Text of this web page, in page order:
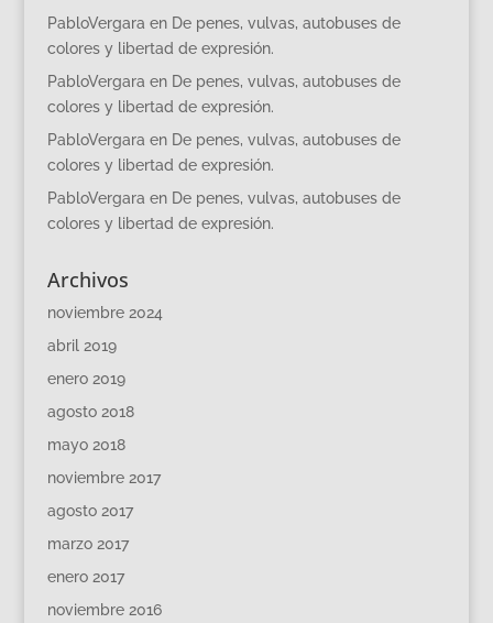
PabloVergara en De penes, vulvas, autobuses de
colores y libertad de expresión.
PabloVergara en De penes, vulvas, autobuses de
colores y libertad de expresión.
PabloVergara en De penes, vulvas, autobuses de
colores y libertad de expresión.
PabloVergara en De penes, vulvas, autobuses de
colores y libertad de expresión.
Archivos
noviembre 2024
abril 2019
enero 2019
agosto 2018
mayo 2018
noviembre 2017
agosto 2017
marzo 2017
enero 2017
noviembre 2016